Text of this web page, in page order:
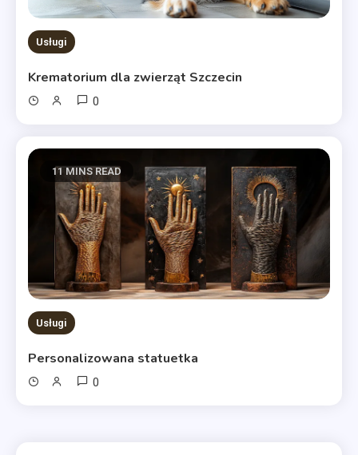
Usługi
Krematorium dla zwierząt Szczecin
0
11 MINS READ
Usługi
Personalizowana statuetka
0